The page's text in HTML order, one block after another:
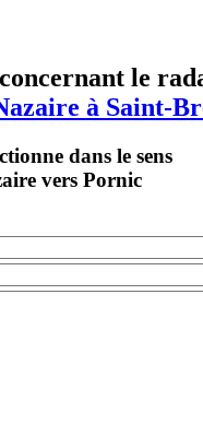
le
à Saint-
dans le sens
vers Pornic